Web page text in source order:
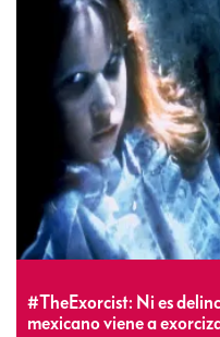
#TheExorcist: Ni es
mexicano viene a